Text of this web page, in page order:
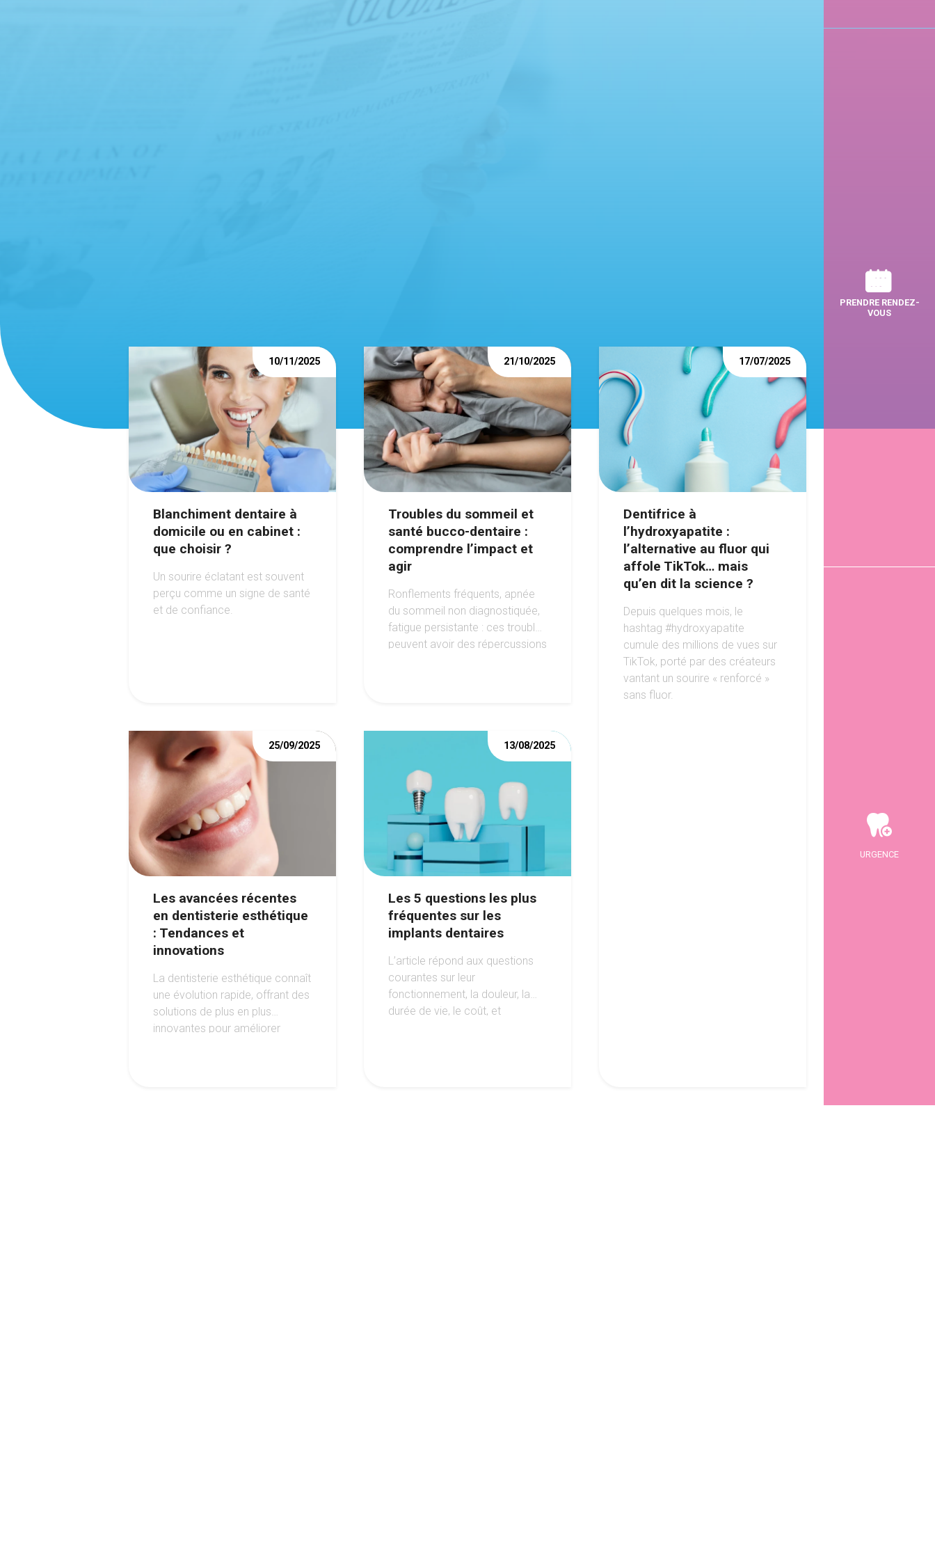
Blanchiment dentaire à
domicile ou en cabinet :
que choisir ?
10/11/2025
Un sourire éclatant est souvent
perçu comme un signe de santé
et de confiance.
Troubles du sommeil et
santé bucco-dentaire :
comprendre l’impact et
agir
21/10/2025
Ronflements fréquents, apnée
du sommeil non diagnostiquée,
fatigue persistante : ces troubles
peuvent avoir des répercussions
Les avancées récentes
en dentisterie esthétique
: Tendances et
innovations
25/09/2025
La dentisterie esthétique connaît
une évolution rapide, offrant des
solutions de plus en plus
innovantes pour améliorer
Les 5 questions les plus
fréquentes sur les
implants dentaires
13/08/2025
L’article répond aux questions
courantes sur leur
fonctionnement, la douleur, la
durée de vie, le coût, et
Dentifrice à
l’hydroxyapatite :
l’alternative au fluor qui
affole TikTok… mais
qu’en dit la science ?
17/07/2025
Depuis quelques mois, le
hashtag #hydroxyapatite
cumule des millions de vues sur
TikTok, porté par des créateurs
vantant un sourire « renforcé »
sans fluor.
PRENDRE RENDEZ-
VOUS
URGENCE